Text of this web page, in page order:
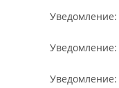
Уведомление:
Уведомление:
Уведомление: